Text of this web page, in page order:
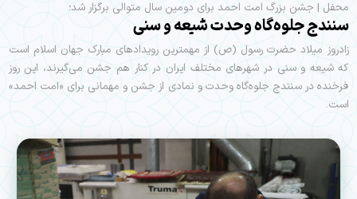
محفل | جشن بزرگ امت احمد برای دومین سال متوالی برگزار شد؛
سنندج جلوه‌گاه وحدت شیعه و سنی
زادروز میلاد حضرت رسول (ص) از مهمترین رویدادهای مبارک جهان اسلام است
که شیعه و سنی در شهرهای مختلف ایران در کنار هم جشن می‌گیرند، این روز
فرخنده در سنندج جلوه‌گاه وحدت و نمادی از جشن و مهمانی برای «امت احمد»
است.